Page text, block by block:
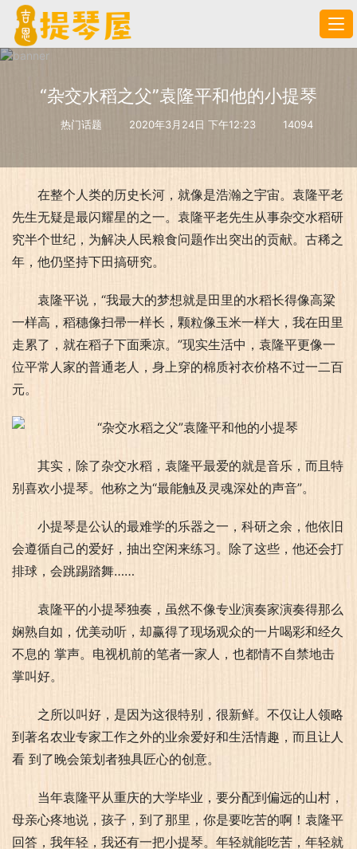
“杂交水稻之父”袁隆平和他的小提琴
热门话题 2020年3月24日 下午12:23 14094
在整个人类的历史长河，就像是浩瀚之宇宙。袁隆平老
先生无疑是最闪耀星的之一。袁隆平老先生从事杂交水稻研
究半个世纪，为解决人民粮食问题作出突出的贡献。古稀之
年，他仍坚持下田搞研究。
袁隆平说，“我最大的梦想就是田里的水稻长得像高粱
一样高，稻穗像扫帚一样长，颗粒像玉米一样大，我在田里
走累了，就在稻子下面乘凉。”现实生活中，袁隆平更像一
位平常人家的普通老人，身上穿的棉质衬衣价格不过一二百
元。
其实，除了杂交水稻，袁隆平最爱的就是音乐，而且特
别喜欢小提琴。他称之为“最能触及灵魂深处的声音”。
小提琴是公认的最难学的乐器之一，科研之余，他依旧
会遵循自己的爱好，抽出空闲来练习。除了这些，他还会打
排球，会跳踢踏舞……
袁隆平的小提琴独奏，虽然不像专业演奏家演奏得那么
娴熟自如，优美动听，却赢得了现场观众的一片喝彩和经久
不息的 掌声。电视机前的笔者一家人，也都情不自禁地击
掌叫好。
之所以叫好，是因为这很特别，很新鲜。不仅让人领略
到著名农业专家工作之外的业余爱好和生活情趣，而且让人
看 到了晚会策划者独具匠心的创意。
当年袁隆平从重庆的大学毕业，要分配到偏远的山村，
母亲心疼地说，孩子，到了那里，你是要吃苦的啊！袁隆平
回答，我年轻，我还有一把小提琴。年轻就能吃苦，年轻就